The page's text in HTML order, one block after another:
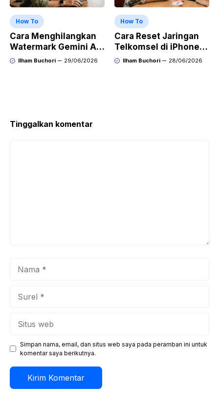
How To
Cara Menghilangkan
Watermark Gemini AI
dengan Mudah Hasil
Ilham Buchori 29/06/2026
How To
Cara Reset Jaringan
Telkomsel di iPhone
agar Koneksi Stabil
Ilham Buchori 28/06/2026
Tinggalkan komentar
Simpan nama, email, dan situs web saya pada peramban ini untuk
komentar saya berikutnya.